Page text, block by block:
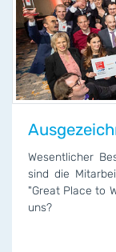
Wesentlicher
sind die
"Great Place to
uns?